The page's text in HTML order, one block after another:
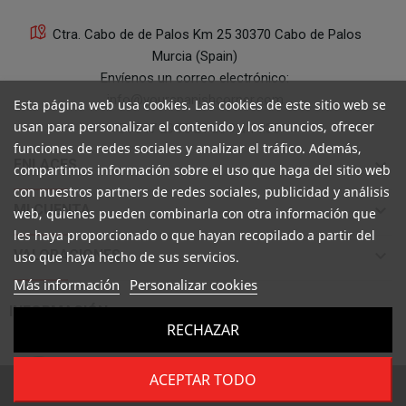
Ctra. Cabo de de Palos Km 25 30370 Cabo de Palos
Murcia (Spain)
Envíenos un correo electrónico:
info@yourspanishcorner.com
+34 647 29 98 21 de 9 a 14:30
ENLACES keyboard_arrow_down
MI CUENTA keyboard_arrow_down
VALORACIONES
INFORMACIÓN 
Esta página web usa cookies. Las cookies de este sitio web se
usan para personalizar el contenido y los anuncios, ofrecer
funciones de redes sociales y analizar el tráfico. Además,
compartimos información sobre el uso que haga del sitio web
con nuestros partners de redes sociales, publicidad y análisis
web, quienes pueden combinarla con otra información que
les haya proporcionado o que hayan recopilado a partir del
uso que haya hecho de sus servicios.
Más información Personalizar cookies
RECHAZAR
ACEPTAR TODO
Your Spanish Corner. Todos los derechos reservados